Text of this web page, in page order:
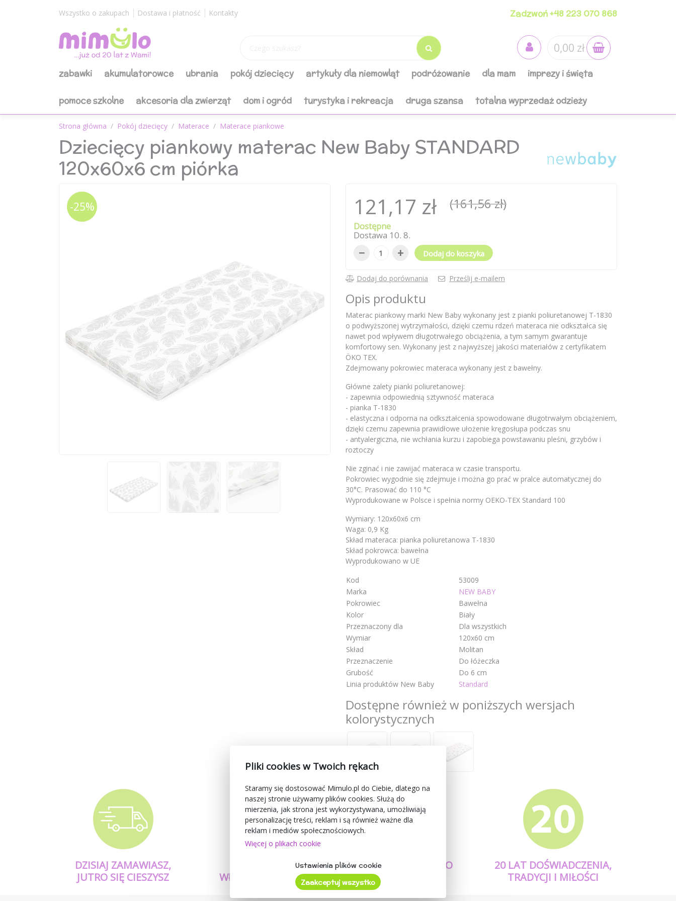
Wszystko o zakupach Dostawa i płatność Kontakty Zadzwoń +48 223 070 868
0,00 zł
zabawki akumulatorowce ubrania pokój dziecięcy artykuły dla niemowląt podróżowanie dla mam imprezy i święta
pomoce szkolne akcesoria dla zwierząt dom i ogród turystyka i rekreacja druga szansa totalna wyprzedaż odzieży
Strona główna Pokój dziecięcy Materace Materace piankowe
Dziecięcy piankowy materac New Baby STANDARD
120x60x6 cm piórka
-25% 121,17 zł (161,56 zł)
Dostępne
Dostawa 10. 8.
− + Dodaj do koszyka
Dodaj do porównania Prześlij e-mailem
Opis produktu
Materac piankowy marki New Baby wykonany jest z pianki poliuretanowej T-1830
o podwyższonej wytrzymałości, dzięki czemu rdzeń materaca nie odkształca się
nawet pod wpływem długotrwałego obciążenia, a tym samym gwarantuje
komfortowy sen. Wykonany jest z najwyższej jakości materiałów z certyfikatem
ÖKO TEX.
Zdejmowany pokrowiec materaca wykonany jest z bawełny.
Główne zalety pianki poliuretanowej:
- zapewnia odpowiednią sztywność materaca
- pianka T-1830
- elastyczna i odporna na odkształcenia spowodowane długotrwałym obciążeniem,
dzięki czemu zapewnia prawidłowe ułożenie kręgosłupa podczas snu
- antyalergiczna, nie wchłania kurzu i zapobiega powstawaniu pleśni, grzybów i
roztoczy
Nie zginać i nie zawijać materaca w czasie transportu.
Pokrowiec wygodnie się zdejmuje i można go prać w pralce automatycznej do
30°C. Prasować do 110 °C
Wyprodukowane w Polsce i spełnia normy OEKO-TEX Standard 100
Wymiary: 120x60x6 cm
Waga: 0,9 Kg
Skład materaca: pianka poliuretanowa T-1830
Skład pokrowca: bawełna
Wyprodukowano w UE
Kod
53009
Marka
NEW BABY
Pokrowiec
Bawełna
Kolor
Biały
Przeznaczony dla
Dla wszystkich
Wymiar
120x60 cm
Skład
Molitan
Przeznaczenie
Do łóżeczka
Grubość
Do 6 cm
Linia produktów New Baby
Standard
Dostępne również w poniższych wersjach
kolorystycznych
DZISIAJ ZAMAWIASZ,
JUTRO SIĘ CIESZYSZ
WŁASNE PRODUKTY
BEZPIECZEŃSTWO
20 LAT DOŚWIADCZENIA,
TRADYCJI I MIŁOŚCI
Pliki cookies w Twoich rękach
Staramy się dostosować Mimulo.pl do Ciebie, dlatego na
naszej stronie używamy plików cookies. Służą do
mierzenia, jak strona jest wykorzystywana, umożliwiają
personalizację treści, reklam i są również ważne dla
reklam i mediów społecznościowych.
Więcej o plikach cookie
Ustawienia plików cookie
Zaakceptuj wszystko